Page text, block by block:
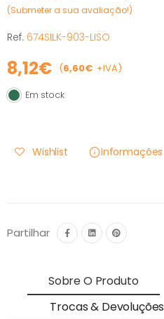
(Submeter a sua avaliação!)
Ref. 674SILK-903-LISO
8,12€ (6,60€ +IVA)
Em stock
Em stock
Wishlist Informações
Partilhar
Sobre O Produto
Trocas & Devoluções